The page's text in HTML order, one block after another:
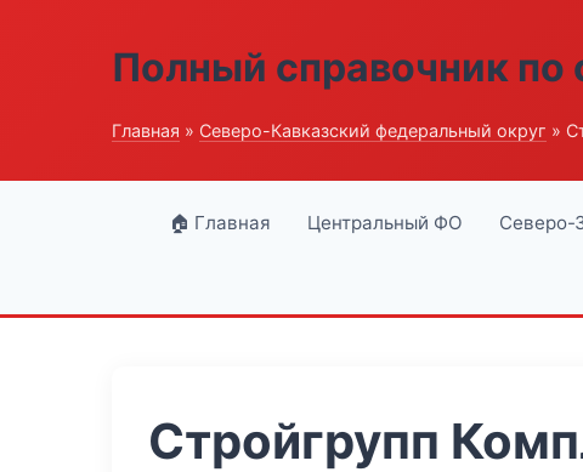
Полный справочник по
Главная » Северо-Кавказский федеральный округ »
🏠 Главная Центральный ФО Северо-
Стройгрупп